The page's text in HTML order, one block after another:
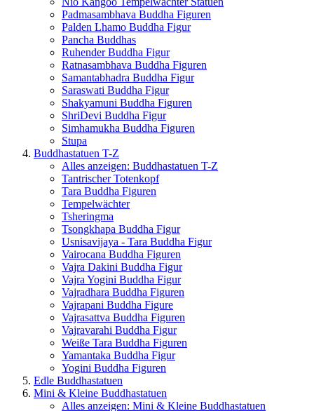
Padmasambhava Buddha Figuren
Palden Lhamo Buddha Figur
Pancha Buddhas
Ruhender Buddha Figur
Ratnasambhava Buddha Figuren
Samantabhadra Buddha Figur
Saraswati Buddha Figur
Shakyamuni Buddha Figuren
ShriDevi Buddha Figur
Simhamukha Buddha Figuren
Stupa
Buddhastatuen T-Z
Alles anzeigen: Buddhastatuen T-Z
Tantrischer Totenkopf
Tara Buddha Figuren
Tempelwächter
Tsheringma
Tsongkhapa Buddha Figur
Usnisavijaya - Tara Buddha Figur
Vairocana Buddha Figuren
Vajra Dakini Buddha Figur
Vajra Yogini Buddha Figur
Vajradhara Buddha Figuren
Vajrapani Buddha Figure
Vajrasattva Buddha Figuren
Vajravarahi Buddha Figur
Weiße Tara Buddha Figuren
Yamantaka Buddha Figur
Yogini Buddha Figuren
Edle Buddhastatuen
Mini & Kleine Buddhastatuen
Alles anzeigen: Mini & Kleine Buddhastatuen